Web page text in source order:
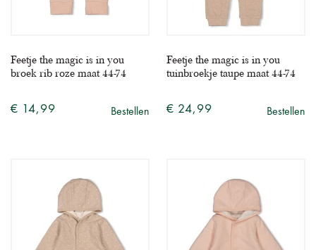
Feetje the magic is in you
broek rib roze maat 44-74
€ 14,99 Bestellen
Feetje the magic is in you
tuinbroekje taupe maat 44-74
€ 24,99 Bestellen